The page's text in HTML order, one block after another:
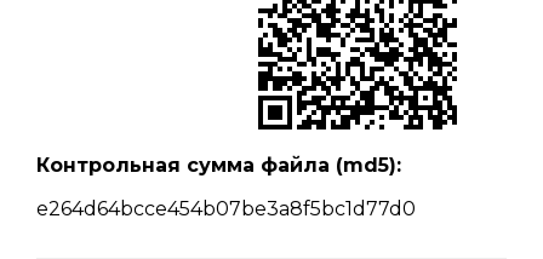
Контрольная сумма файла (md5):
e264d64bcce454b07be3a8f5bc1d77d0